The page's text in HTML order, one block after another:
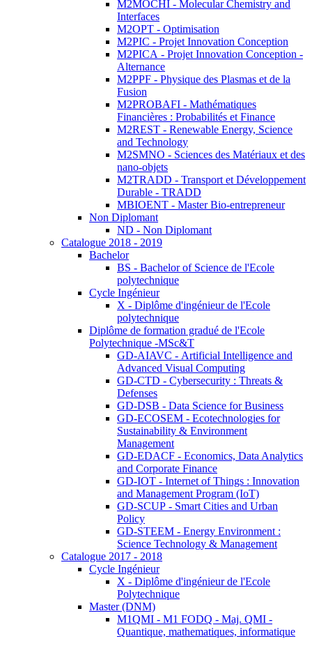
M2MOCHI - Molecular Chemistry and
Interfaces
M2OPT - Optimisation
M2PIC - Projet Innovation Conception
M2PICA - Projet Innovation Conception -
Alternance
M2PPF - Physique des Plasmas et de la
Fusion
M2PROBAFI - Mathématiques
Financières : Probabilités et Finance
M2REST - Renewable Energy, Science
and Technology
M2SMNO - Sciences des Matériaux et des
nano-objets
M2TRADD - Transport et Développement
Durable - TRADD
MBIOENT - Master Bio-entrepreneur
Non Diplomant
ND - Non Diplomant
Catalogue 2018 - 2019
Bachelor
BS - Bachelor of Science de l'Ecole
polytechnique
Cycle Ingénieur
X - Diplôme d'ingénieur de l'Ecole
polytechnique
Diplôme de formation gradué de l'Ecole
Polytechnique -MSc&T
GD-AIAVC - Artificial Intelligence and
Advanced Visual Computing
GD-CTD - Cybersecurity : Threats &
Defenses
GD-DSB - Data Science for Business
GD-ECOSEM - Ecotechnologies for
Sustainability & Environment
Management
GD-EDACF - Economics, Data Analytics
and Corporate Finance
GD-IOT - Internet of Things : Innovation
and Management Program (IoT)
GD-SCUP - Smart Cities and Urban
Policy
GD-STEEM - Energy Environment :
Science Technology & Management
Catalogue 2017 - 2018
Cycle Ingénieur
X - Diplôme d'ingénieur de l'Ecole
Polytechnique
Master (DNM)
M1QMI - M1 FODQ - Maj. QMI -
Quantique, mathematiques, informatique